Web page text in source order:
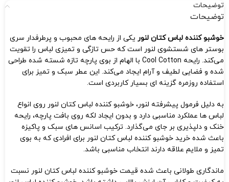
توضیحات
توضیحات
خوشبو کننده لباس کتان لنور یکی از رایحه‌ های محبوب و پرطرفدار سری
بوستر های شستشوی لنور است که حس تازگی و تمیزی لباس را تقویت
می‌کند. رایحه Cool Cotton با الهام از بوی پارچه تازه شسته شده طراحی
شده و فضایی لطیف و آرام ایجاد می‌کند. این عطر سبک و تمیز برای
استفاده روزمره گزینه‌ ای بسیار کاربردی است.
به دلیل فرمول پیشرفته لنور، خوشبو کننده لباس کتان لنور روی انواع
لباس‌ ها عملکرد مناسبی دارد و بدون ایجاد لکه روی بافت پارچه، رایحه
خنک و دلپذیری بر جای می‌گذارد. ترکیب اسانس‌ های سبک و پاکیزه
باعث شده خرید خوشبو کننده لباس کتان لنور برای افرادی که به بوی
تمیز و ملایم علاقه دارند انتخاب مناسبی باشد.
ماندگاری طولانی باعث شده قیمت خوشبو کننده لباس کتان لنور نسبت